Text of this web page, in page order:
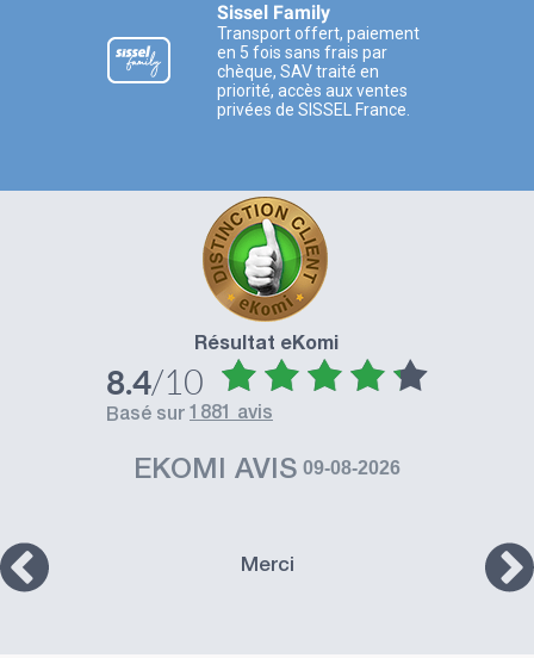
Sissel Family
Transport offert, paiement
en 5 fois sans frais par
chèque, SAV traité en
priorité, accès aux ventes
privées de SISSEL France.
Résultat eKomi
8.4/10
basé sur 1881 avis
EKOMI AVIS 09-08-2026
Merci